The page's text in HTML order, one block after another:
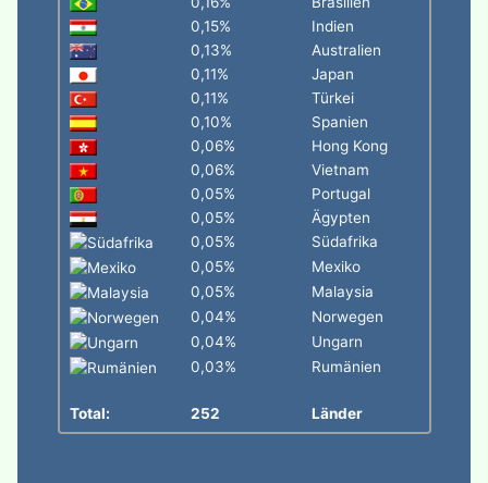
0,15%
Indien
0,13%
Australien
0,11%
Japan
0,11%
Türkei
0,10%
Spanien
0,06%
Hong Kong
0,06%
Vietnam
0,05%
Portugal
0,05%
Ägypten
0,05%
Südafrika
0,05%
Mexiko
0,05%
Malaysia
0,04%
Norwegen
0,04%
Ungarn
0,03%
Rumänien
Total: 252 Länder